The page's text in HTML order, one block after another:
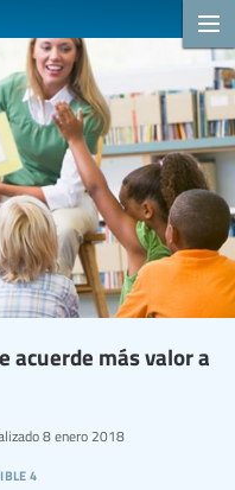
acuerde más valor a
4
8 enero 2018